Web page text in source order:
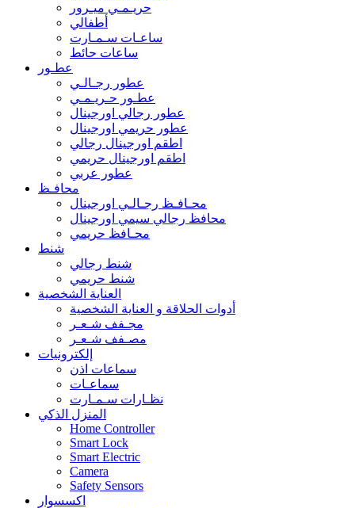
حريـمـي ميـرور
أطفالي
ساعـات سـمـارت
ساعات حائط
عطـور
عطور رجـالـي
عطـور حـريـمـي
عطور رجالي اورجينال
عطور حريمي اورجينال
اطقم اورجينال رجالي
اطقم اورجينال حريمي
عطور عربي
محافـظ
محـافـظ رجـالـي اورجينال
محافظ رجالي سيمي اورجينال
محـافظ حريمي
شنط
شنط رجالي
شنط حريمي
العناية الشخصية
أدوات الحلاقة و العناية الشخصية
مجـفف شـعـر
مصـفف شـعـر
إلكترونيات
سماعات اذن
سماعـات
نظـارات سـمـارت
المنزل الذكي
Home Controller
Smart Lock
Smart Electric
Camera
Safety Sensors
اكسسوار